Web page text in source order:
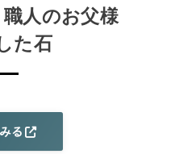
職人のお父様
た石
る